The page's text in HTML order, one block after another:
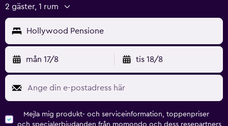
2 gäster, 1 rum
Hollywood Pensione
mån 17/8 tis 18/8
Mejla mig produkt- och serviceinformation, toppenpriser
och specialerbjudanden från momondo och dess resepartners